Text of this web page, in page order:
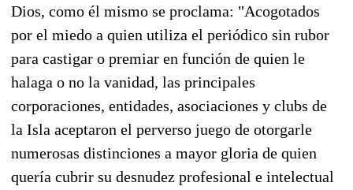
Dios, como él mismo se proclama: "Acogotados
por el miedo a quien utiliza el periódico sin rubor
para castigar o premiar en función de quien le
halaga o no la vanidad, las principales
corporaciones, entidades, asociaciones y clubs de
la Isla aceptaron el perverso juego de otorgarle
numerosas distinciones a mayor gloria de quien
quería cubrir su desnudez profesional e intelectual